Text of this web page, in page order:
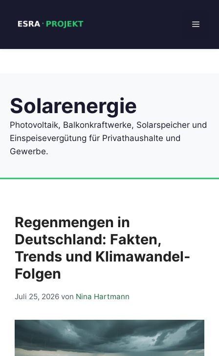
Inhalt
Menü
Solarenergie
Photovoltaik, Balkonkraftwerke, Solarspeicher und
Einspeisevergütung für Privathaushalte und
Gewerbe.
Regenmengen in
Deutschland: Fakten,
Trends und Klimawandel-
Folgen
Juli 25, 2026 von Nina Hartmann